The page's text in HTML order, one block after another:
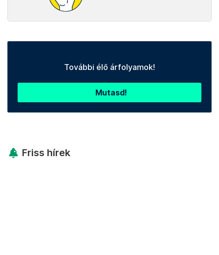
További élő árfolyamok!
Mutasd!
Friss hírek